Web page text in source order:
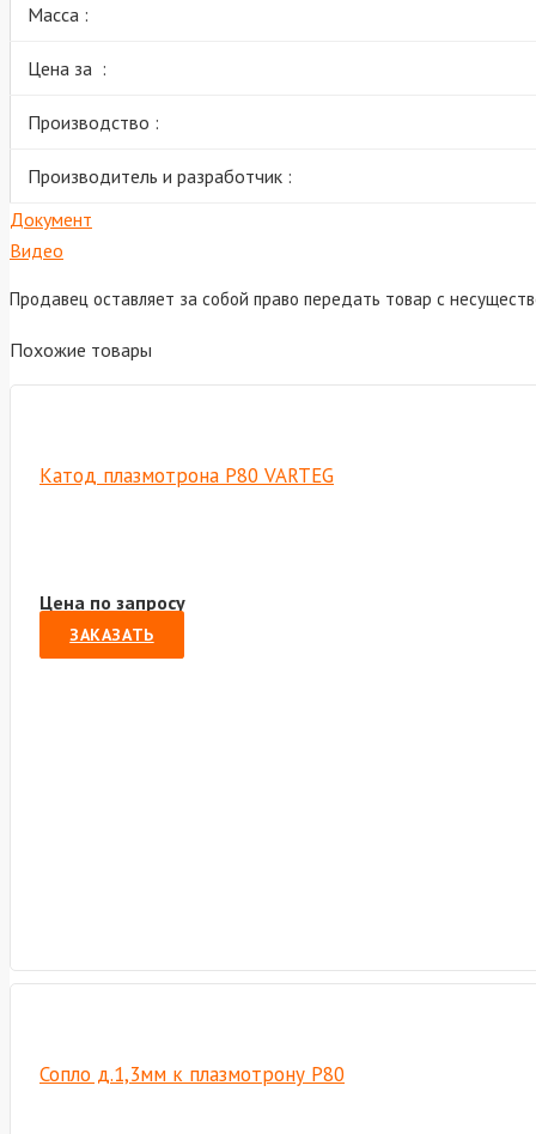
Масса :
Цена за :
Производство :
Производитель и разработчик :
Документ
Видео
Продавец оставляет за собой право передать товар с
Похожие товары
Катод плазмотрона Р80 VARTEG
Цена по запросу
ЗАКАЗАТЬ
Сопло д.1,3мм к плазмотрону P80